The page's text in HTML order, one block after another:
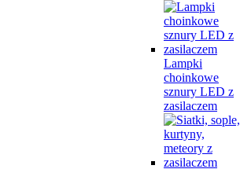
Lampki
choinkowe
sznury LED z
zasilaczem